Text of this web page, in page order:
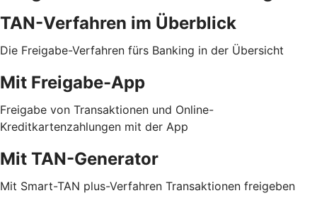
TAN-Verfahren im Überblick
Die Freigabe-Verfahren fürs Banking in der Übersicht
Mit Freigabe-App
Freigabe von Transaktionen und Online-
Kreditkartenzahlungen mit der App
Mit TAN-Generator
Mit Smart-TAN plus-Verfahren Transaktionen freigeben